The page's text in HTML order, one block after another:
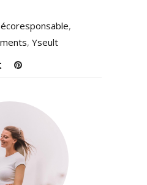
écoresponsable,
, Yseult